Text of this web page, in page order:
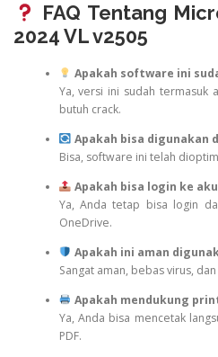
FAQ Tentang
2024 VL v2505
Apakah software ini
Ya, versi ini sudah termasuk
butuh crack.
Apakah bisa digunakan
Bisa, software ini telah
Apakah bisa login ke
Ya, Anda tetap bisa login
OneDrive.
Apakah ini aman
Sangat aman, bebas virus,
Apakah mendukung
Ya, Anda bisa mencetak
PDF.